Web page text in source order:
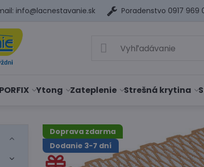
info@lacnestavanie.sk Poradenstvo 0917 969
Ytong Zateplenie Strešná krytina
Doprava zdarma
Dodanie 3-7 dní